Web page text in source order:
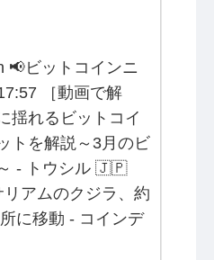
📢ビットコインニ
［動画で解
揺れるビットコイ
トを解説～3月のビ
- トウシル 🇯🇵
アムのクジラ、約
に移動 - コインデ